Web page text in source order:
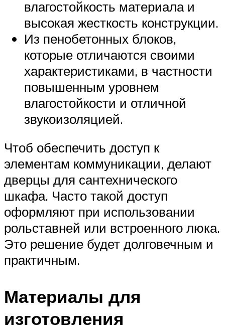
влагостойкость материала и
высокая жесткость конструкции.
Из пенобетонных блоков,
которые отличаются своими
характеристиками, в частности
повышенным уровнем
влагостойкости и отличной
звукоизоляцией.
Чтоб обеспечить доступ к
элементам коммуникации, делают
дверцы для сантехнического
шкафа. Часто такой доступ
оформляют при использовании
рольставней или встроенного люка.
Это решение будет долговечным и
практичным.
Материалы для
изготовления